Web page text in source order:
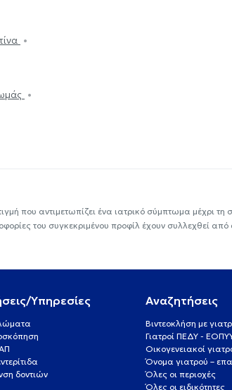
που αντιμετωπίζει ένα ιατρικό σύμπτωμα μέχρι τη
του συγκεκριμένου προφίλ έχουν συλλεχθεί
Υπηρεσίες
δοντιών
Αναζητήσεις
Βιντεοκλήση με
Γιατροί ΠΕΔΥ -
Οικογενειακοί
Όνομα γιατρού –
Όλες οι περιοχές
Όλες οι ειδικότητες